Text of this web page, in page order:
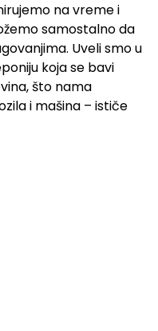
na vreme i
samostalno da
Uveli smo u
koja se bavi
što nama
i mašina – ističe